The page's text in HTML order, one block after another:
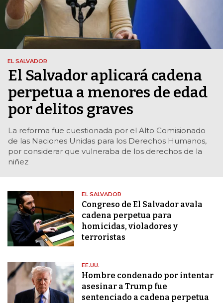
EL SALVADOR
El Salvador aplicará cadena
perpetua a menores de edad
por delitos graves
La reforma fue cuestionada por el Alto Comisionado
de las Naciones Unidas para los Derechos Humanos,
por considerar que vulneraba de los derechos de la
niñez
EL SALVADOR
Congreso de El Salvador avala
cadena perpetua para
homicidas, violadores y
terroristas
EE.UU.
Hombre condenado por intentar
asesinar a Trump fue
sentenciado a cadena perpetua